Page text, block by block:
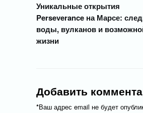
Уникальные открытия
Perseverance на Марсе:
воды, вулканов и
жизни
Добавить
Ваш адрес email не будет
*